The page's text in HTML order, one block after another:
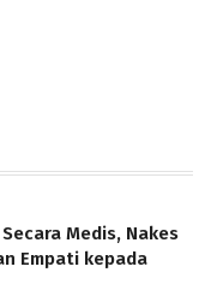
Medis, Nakes
Empati kepada